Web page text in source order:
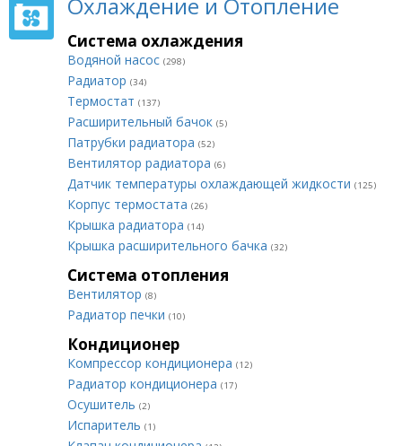
Система охлаждения
Водяной насос (298)
Радиатор (34)
Термостат (137)
Расширительный бачок (5)
Патрубки радиатора (52)
Вентилятор радиатора (6)
Датчик температуры охлаждающей жидкости (125)
Корпус термостата (26)
Крышка радиатора (14)
Крышка расширительного бачка (32)
Система отопления
Вентилятор (8)
Радиатор печки (10)
Кондиционер
Компрессор кондиционера (12)
Радиатор кондиционера (17)
Осушитель (2)
Испаритель (1)